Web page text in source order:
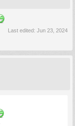
Last edited: Jun 23, 2024